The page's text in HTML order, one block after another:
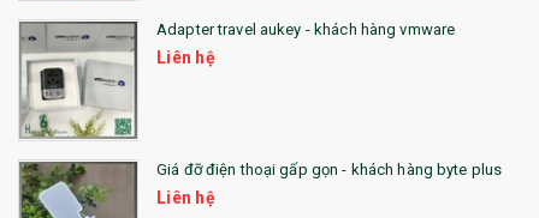
QUÀ TẶNG CÔNG NGHỆ
SẢN PHẨM ĐÃ THỰC HIỆN
QUÀ TẶNG SỨC KHỎE
SẢN PHẨM MỚI 2021
Adapter travel aukey - khách hàng vmware
Liên hệ
Giá đỡ điện thoại gấp gọn - khách hàng byte plus
Liên hệ